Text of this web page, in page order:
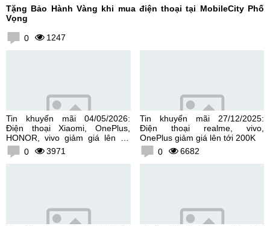
Tặng Bảo Hành Vàng khi mua điện thoại tại MobileCity Phố
Vọng
0 1247
Tin khuyến mãi 04/05/2026:
Điện thoại Xiaomi, OnePlus,
HONOR, vivo giảm giá lên tới
300K0 3971
Tin khuyến mãi 27/12/2025:
Điện thoại realme, vivo,
OnePlus giảm giá lên tới 200K
0
6682